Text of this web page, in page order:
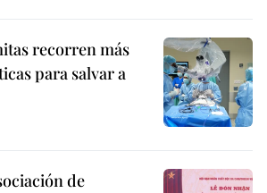
recorren más
para salvar a
de